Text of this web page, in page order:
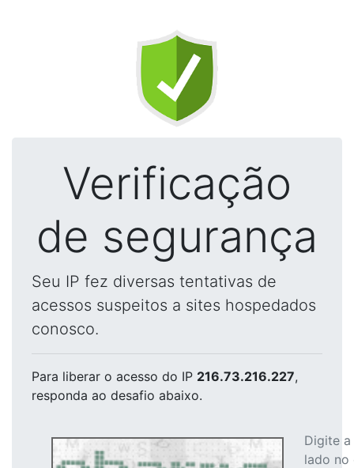
Verificação
de segurança
Seu IP fez diversas tentativas de
acessos suspeitos a sites hospedados
conosco.
Para liberar o acesso do IP 216.73.216.227,
responda ao desafio abaixo.
Digite
lado no